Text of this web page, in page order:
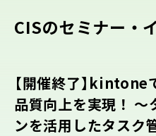
CISのセミナー・
【開催終了】
品質向上を実現！ ～
ンを活用したタスク